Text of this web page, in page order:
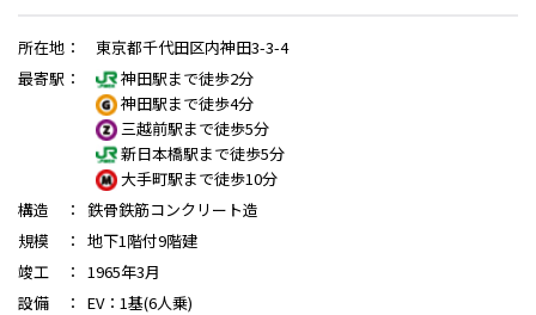
所在地 ：
東京都千代田区内神田3-3-4
最寄駅 ：
神田駅まで徒歩2分
神田駅まで徒歩4分
三越前駅まで徒歩5分
新日本橋駅まで徒歩5分
大手町駅まで徒歩10分
構造
： 鉄骨鉄筋コンクリート造
規模
： 地下1階付9階建
竣工
： 1965年3月
設備
： EV：1基(6人乗)